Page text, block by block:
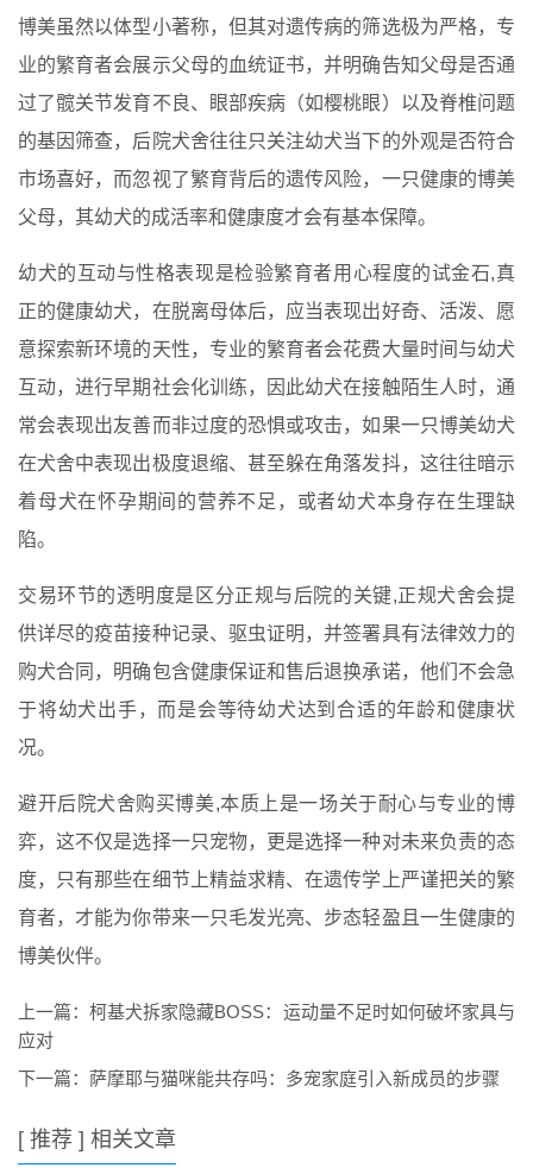
博美虽然以体型小著称，但其对遗传病的筛选极为严格，专
业的繁育者会展示父母的血统证书，并明确告知父母是否通
过了髋关节发育不良、眼部疾病（如樱桃眼）以及脊椎问题
的基因筛查，后院犬舍往往只关注幼犬当下的外观是否符合
市场喜好，而忽视了繁育背后的遗传风险，一只健康的博美
父母，其幼犬的成活率和健康度才会有基本保障。
幼犬的互动与性格表现是检验繁育者用心程度的试金石,真
正的健康幼犬，在脱离母体后，应当表现出好奇、活泼、愿
意探索新环境的天性，专业的繁育者会花费大量时间与幼犬
互动，进行早期社会化训练，因此幼犬在接触陌生人时，通
常会表现出友善而非过度的恐惧或攻击，如果一只博美幼犬
在犬舍中表现出极度退缩、甚至躲在角落发抖，这往往暗示
着母犬在怀孕期间的营养不足，或者幼犬本身存在生理缺
陷。
交易环节的透明度是区分正规与后院的关键,正规犬舍会提
供详尽的疫苗接种记录、驱虫证明，并签署具有法律效力的
购犬合同，明确包含健康保证和售后退换承诺，他们不会急
于将幼犬出手，而是会等待幼犬达到合适的年龄和健康状
况。
避开后院犬舍购买博美,本质上是一场关于耐心与专业的博
弈，这不仅是选择一只宠物，更是选择一种对未来负责的态
度，只有那些在细节上精益求精、在遗传学上严谨把关的繁
育者，才能为你带来一只毛发光亮、步态轻盈且一生健康的
博美伙伴。
上一篇：柯基犬拆家隐藏BOSS：运动量不足时如何破坏家具与
应对
下一篇： 萨摩耶与猫咪能共存吗：多宠家庭引入新成员的步骤
[ 推荐 ] 相关文章